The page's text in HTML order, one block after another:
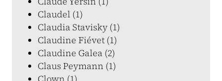
Claudel (1)
Claudia Stavisky (1)
Claudine Fiévet (1)
Claudine Galea (2)
Claus Peymann (1)